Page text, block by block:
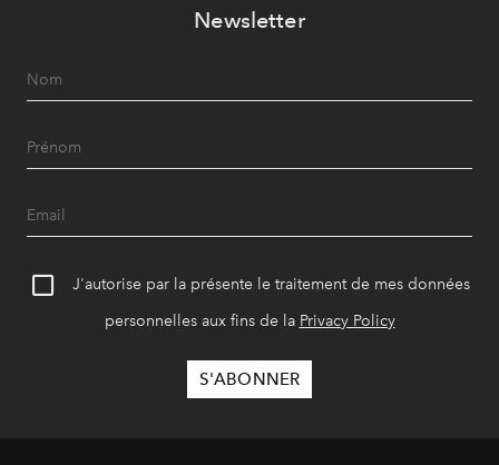
Newsletter
J'autorise par la présente le traitement de mes données
personnelles aux fins de la Privacy Policy